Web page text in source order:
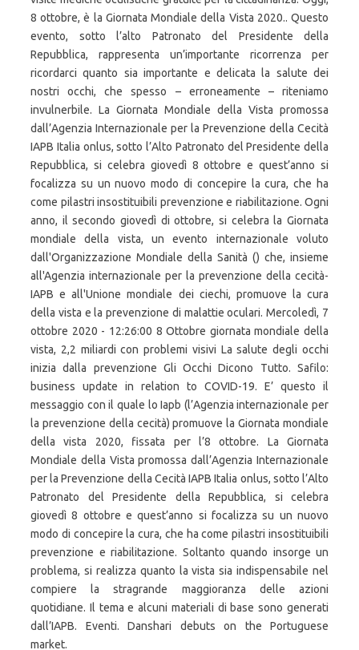
8 ottobre, è la Giornata Mondiale della Vista 2020.. Questo
evento, sotto l’alto Patronato del Presidente della
Repubblica, rappresenta un’importante ricorrenza per
ricordarci quanto sia importante e delicata la salute dei
nostri occhi, che spesso – erroneamente – riteniamo
invulnerbile. La Giornata Mondiale della Vista promossa
dall’Agenzia Internazionale per la Prevenzione della Cecità
IAPB Italia onlus, sotto l’Alto Patronato del Presidente della
Repubblica, si celebra giovedì 8 ottobre e quest’anno si
focalizza su un nuovo modo di concepire la cura, che ha
come pilastri insostituibili prevenzione e riabilitazione. Ogni
anno, il secondo giovedì di ottobre, si celebra la Giornata
mondiale della vista, un evento internazionale voluto
dall'Organizzazione Mondiale della Sanità () che, insieme
all'Agenzia internazionale per la prevenzione della cecità-
IAPB e all'Unione mondiale dei ciechi, promuove la cura
della vista e la prevenzione di malattie oculari. Mercoledì, 7
ottobre 2020 - 12:26:00 8 Ottobre giornata mondiale della
vista, 2,2 miliardi con problemi visivi La salute degli occhi
inizia dalla prevenzione Gli Occhi Dicono Tutto. Safilo:
business update in relation to COVID-19. E’ questo il
messaggio con il quale lo Iapb (l’Agenzia internazionale per
la prevenzione della cecità) promuove la Giornata mondiale
della vista 2020, fissata per l’8 ottobre. La Giornata
Mondiale della Vista promossa dall’Agenzia Internazionale
per la Prevenzione della Cecità IAPB Italia onlus, sotto l’Alto
Patronato del Presidente della Repubblica, si celebra
giovedì 8 ottobre e quest’anno si focalizza su un nuovo
modo di concepire la cura, che ha come pilastri insostituibili
prevenzione e riabilitazione. Soltanto quando insorge un
problema, si realizza quanto la vista sia indispensabile nel
compiere la stragrande maggioranza delle azioni
quotidiane. Il tema e alcuni materiali di base sono generati
dall’IAPB. Eventi. Danshari debuts on the Portuguese
market.